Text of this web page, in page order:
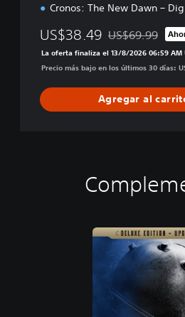
Cronos: The New Dawn –
US$38.49 Rebajado del
US$69.99
La oferta finaliza el 13/8/2026 06:59 AM
Precio más bajo en los últimos 30 días:
Agregar al